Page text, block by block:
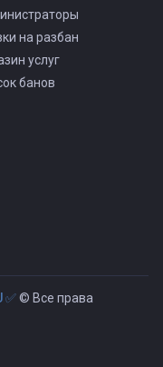
на разбан
услуг
банов
✅© Все права